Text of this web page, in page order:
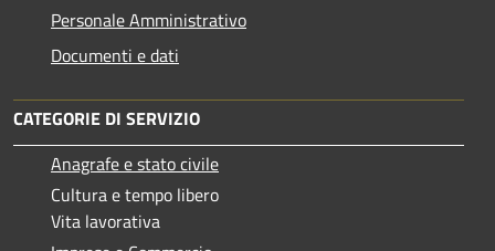
Personale Amministrativo
Documenti e dati
CATEGORIE DI SERVIZIO
Anagrafe e stato civile
Cultura e tempo libero
Vita lavorativa